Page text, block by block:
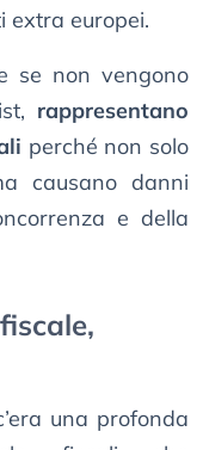
extra europei.
se non vengono
rappresentano
perché non solo
causano danni
e della
una profonda